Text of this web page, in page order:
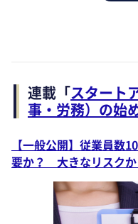
連載「スタート
事・労務）の始
【一般公開】従業員数
要か？ 大きなリスクか